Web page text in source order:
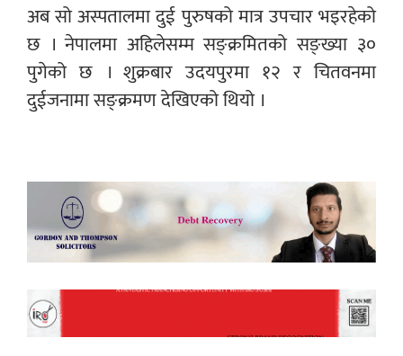
अब सो अस्पतालमा दुई पुरुषको मात्र उपचार भइरहेको
छ । नेपालमा अहिलेसम्म सङ्क्रमितको सङ्ख्या ३०
पुगेको छ । शुक्रबार उदयपुरमा १२ र चितवनमा
दुईजनामा सङ्क्रमण देखिएको थियो ।